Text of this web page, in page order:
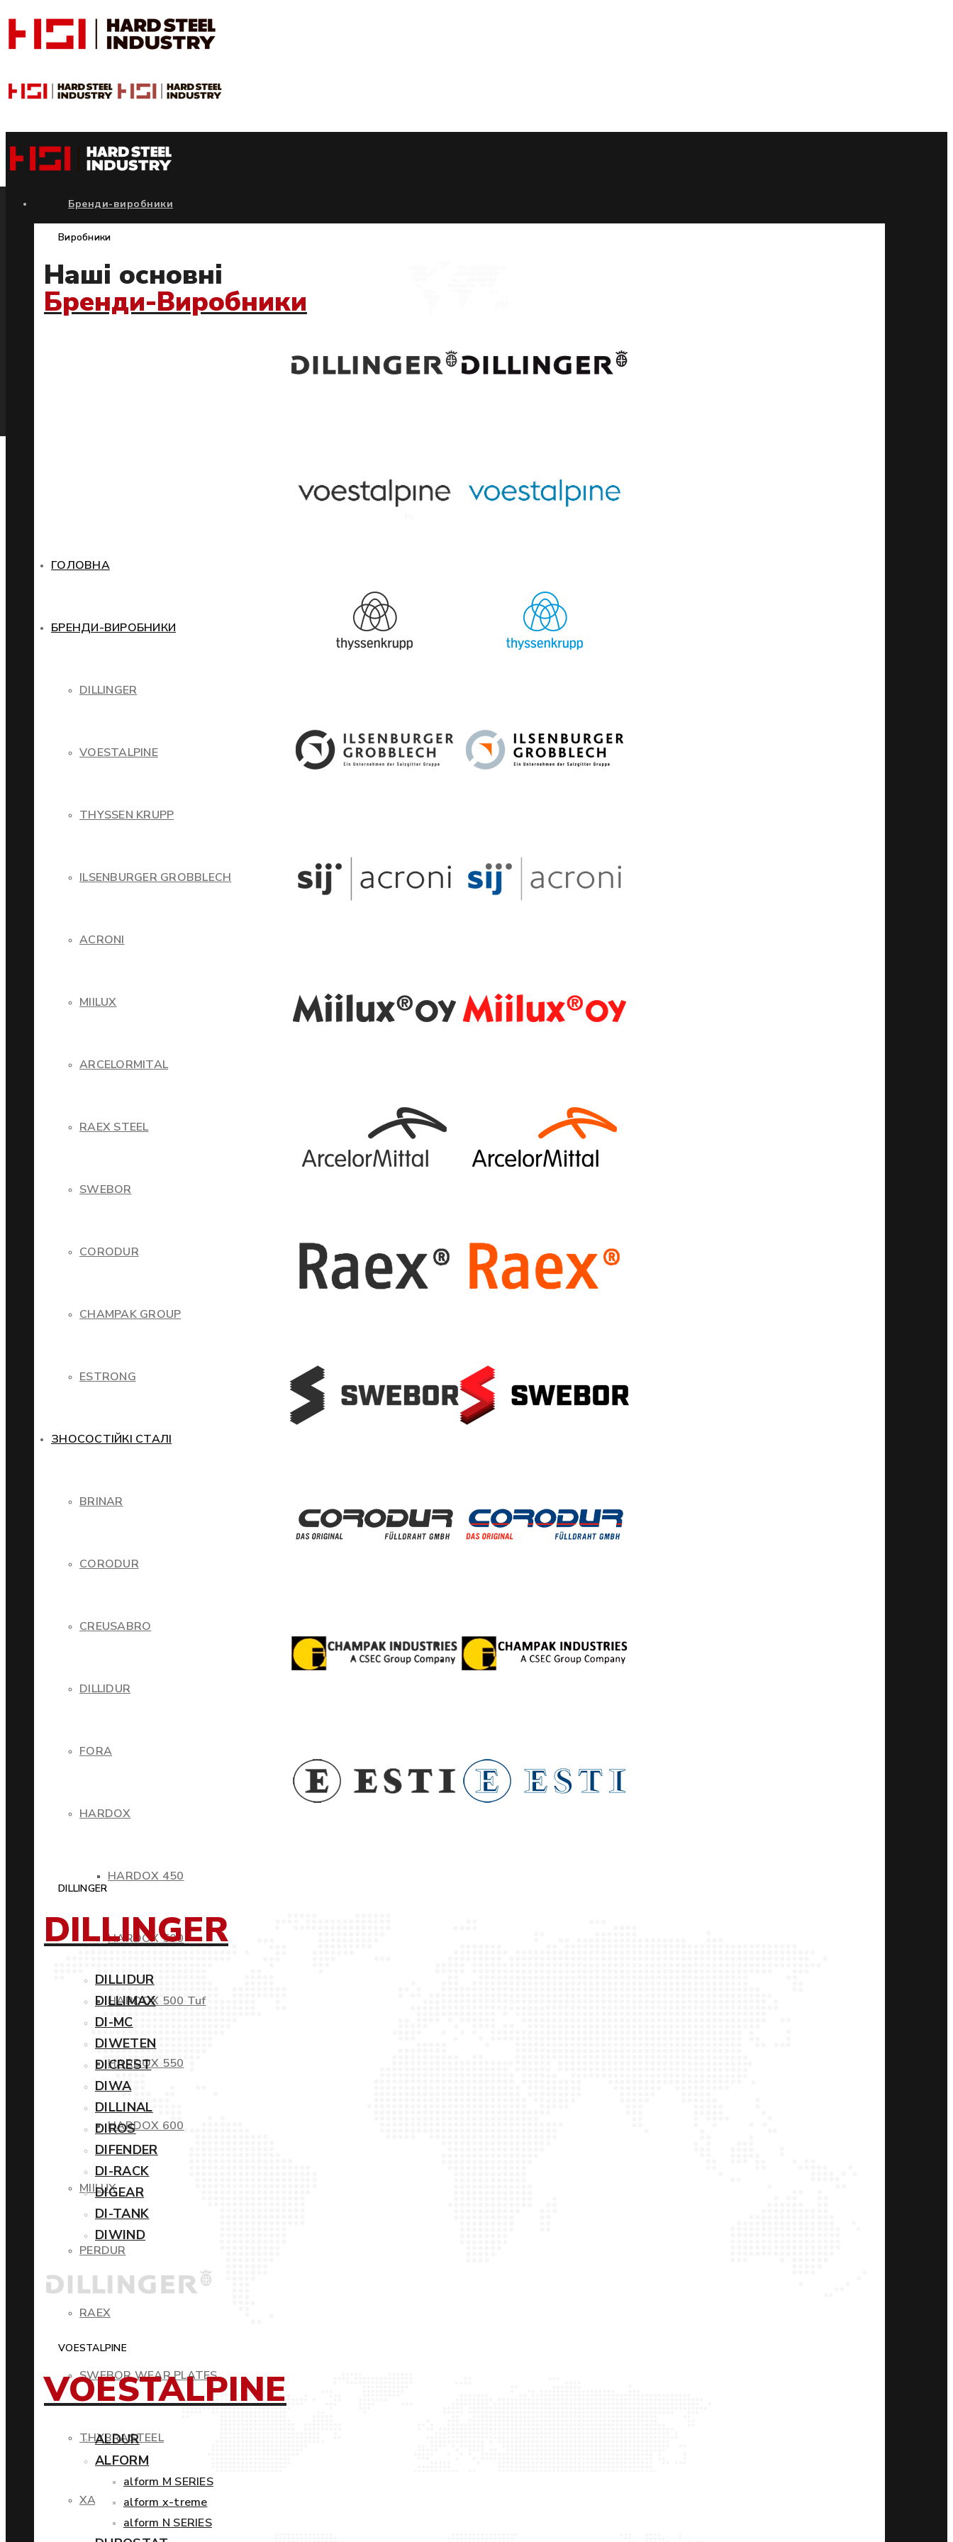
ГОЛОВНА
БРЕНДИ-ВИРОБНИКИ
DILLINGER
VOESTALPINE
THYSSEN KRUPP
ILSENBURGER GROBBLECH
ACRONI
MIILUX
ARCELORMITAL
RAEX STEEL
SWEBOR
CORODUR
CHAMPAK GROUP
ESTRONG
ЗНОСОСТІЙКІ СТАЛІ
BRINAR
CORODUR
CREUSABRO
DILLIDUR
FORA
HARDOX
HARDOX 450
HARDOX 500
HARDOX 500 Tuf
HARDOX 550
HARDOX 600
MIILUX
PERDUR
RAEX
SWEBOR WEAR PLATES
THYBRASTEEL
XAR
Бренди-виробники
Виробники
Наші основні
Бренди-Виробники
DILLINGER
DILLINGER
DILLIDUR
DILLIMAX
DI-MC
DIWETEN
DICREST
DIWA
DILLINAL
DIROS
DIFENDER
DI-RACK
DIGEAR
DI-TANK
DIWIND
VOESTALPINE
VOESTALPINE
ALDUR
ALFORM
alform M SERIES
alform x-treme
alform N SERIES